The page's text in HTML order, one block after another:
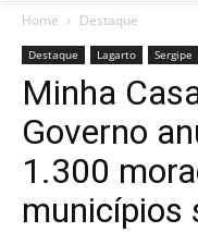
Home Destaque
Destaque Lagarto Sergipe
Minha
Governo
1.300
municípios